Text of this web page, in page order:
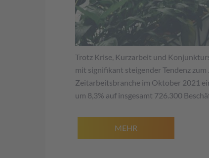
Trotz Krise, Kurzarbeit und
mit signifikant steigender Tendenz
Zeitarbeitsbranche im Oktober 2021
um 8,3% auf insgesamt 726.300
MEHR